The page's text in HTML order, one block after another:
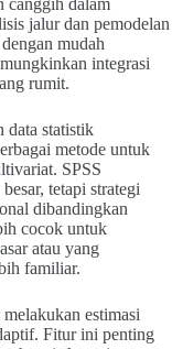
jalur dan pemodelan
mudah
integrasi
rumit.
data statistik
metode untuk
SPSS
tetapi strategi
dibandingkan
cocok untuk
atau yang
familiar.
estimasi
Fitur ini penting